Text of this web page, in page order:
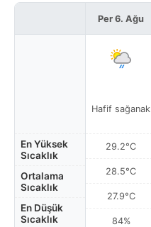
En Yüksek
Sıcaklık
Ortalama
Sıcaklık
En Düşük
Sıcaklık
Per 6. Ağu
Hafif sağanak
29.2°C
28.5°C
27.9°C
84%